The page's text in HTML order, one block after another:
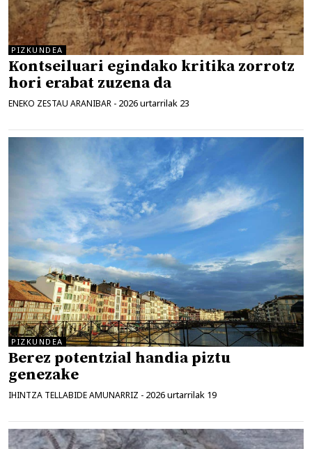
PIZKUNDEA
Kontseiluari egindako kritika zorrotz
hori erabat zuzena da
ENEKO ZESTAU ARANIBAR - 2026 urtarrilak 23
PIZKUNDEA
Berez potentzial handia piztu
genezake
IHINTZA TELLABIDE AMUNARRIZ - 2026 urtarrilak 19